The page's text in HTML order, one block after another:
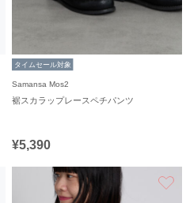
タイムセール対象
Samansa Mos2
裾スカラップレースペチパンツ
¥5,390
お気に入り